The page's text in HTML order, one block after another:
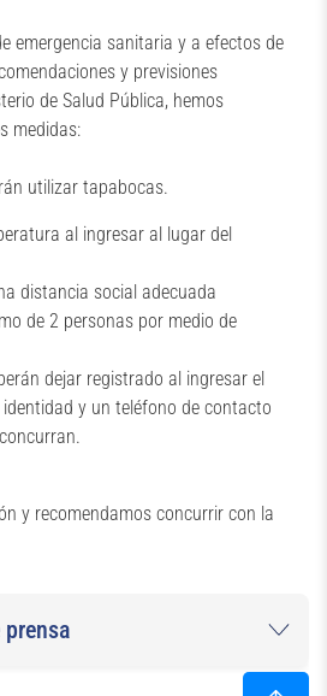
emergencia sanitaria y a efectos de
y previsiones
de Salud Pública, hemos
medidas:
utilizar tapabocas.
al ingresar al lugar del
distancia social adecuada
de 2 personas por medio de
dejar registrado al ingresar el
y un teléfono de contacto
y recomendamos concurrir con la